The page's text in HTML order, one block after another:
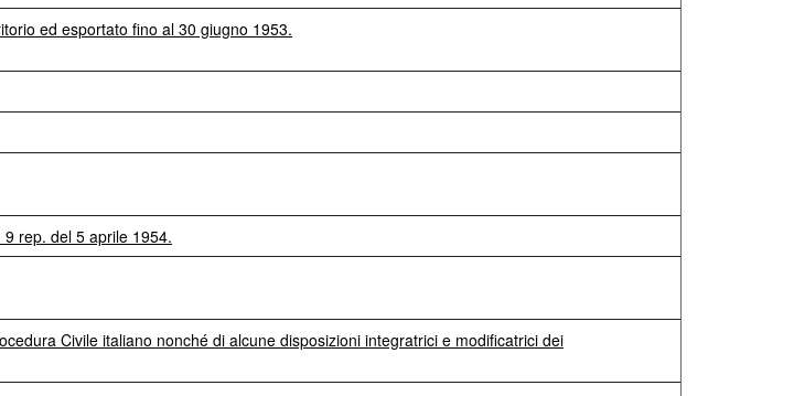
ed esportato fino al 30 giugno 1953.
rep. del 5 aprile 1954.
Civile italiano nonché di alcune disposizioni integratrici e modificatrici dei